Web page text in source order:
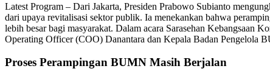
Latest Program – Dari Jakarta, Presiden Prabowo Subianto
dari upaya revitalisasi sektor publik. Ia menekankan bahwa
lebih besar bagi masyarakat. Dalam acara Sarasehan Kebangsaan
Operating Officer (COO) Danantara dan Kepala Badan Pengelola
Proses Perampingan BUMN Masih Berjalan